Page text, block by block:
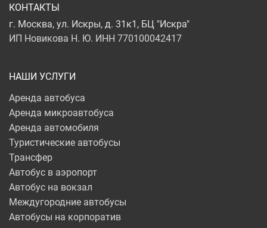
КОНТАКТЫ
г. Москва, ул. Искры, д. 31к1, БЦ "Искра"
ИП Новикова Н. Ю. ИНН 770100042417
НАШИ УСЛУГИ
Аренда автобуса
Аренда микроавтобуса
Аренда автомобиля
Туристические автобусы
Трансфер
Автобус в аэропорт
Автобус на вокзал
Междугородние автобусы
Автобусы на корпоратив